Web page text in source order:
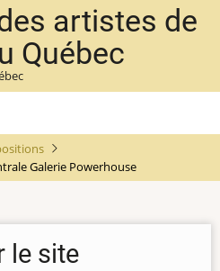
artistes de
Québec
Galerie Powerhouse
le site